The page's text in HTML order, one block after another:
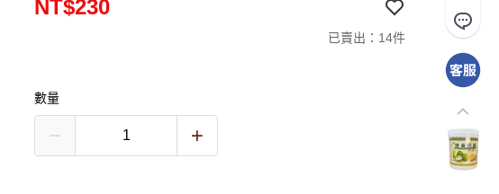
NT$230
已賣出：14件
數量